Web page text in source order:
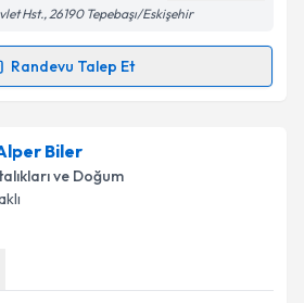
Talebini Gönder
Hst., 26190 Tepebaşı/Eskişehir
Randevu Talep Et
Talebi
Eryiğitiçin randevu takvimi talebi
uzmandan randevu almanız için bir
e-posta ile bilgilendireceğiz.
Biler
ve Doğum